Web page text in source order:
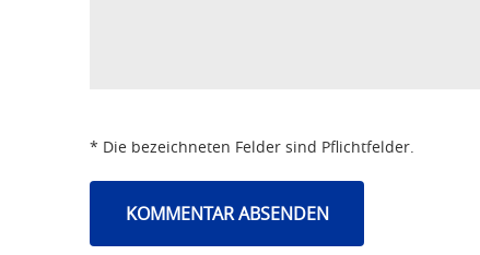
* Die bezeichneten Felder sind Pflichtfelder.